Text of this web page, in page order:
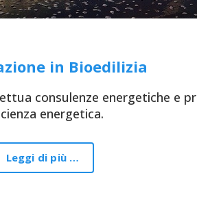
in Bioedilizia
consulenze energetiche e
energetica.
Leggi di più …